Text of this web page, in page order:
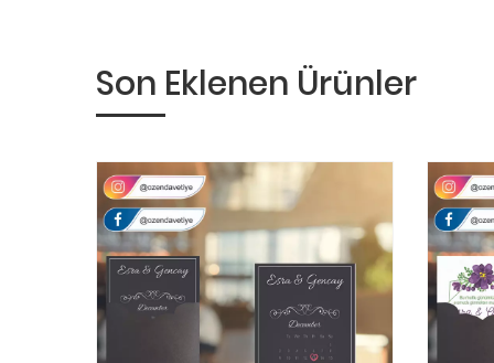
Son Eklenen Ürünler